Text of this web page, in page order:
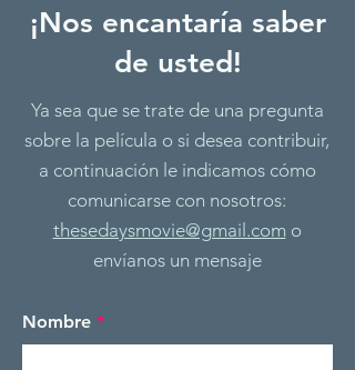
¡Nos encantaría saber
de usted!
Ya sea que se trate de una pregunta
sobre la película o si desea contribuir,
a continuación le indicamos cómo
comunicarse con nosotros:
thesedaysmovie@gmail.com o
envíanos un mensaje
Nombre